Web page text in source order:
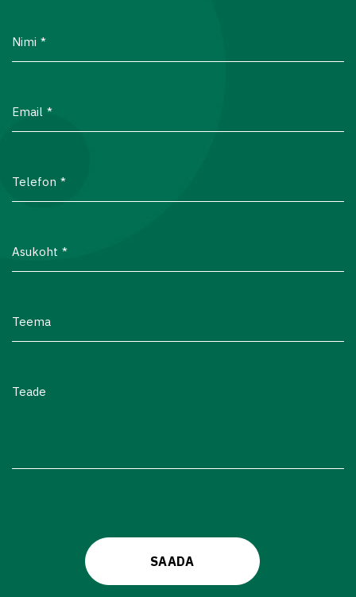
Nimi
Email
Telefon
Asukoht
Teema
Teade